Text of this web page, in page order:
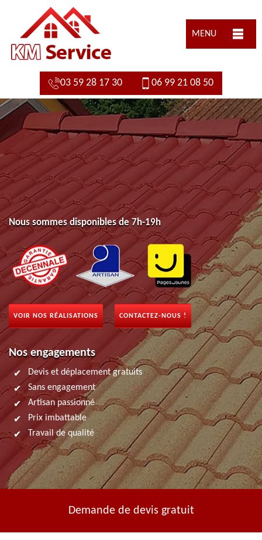
MENU
03 59 28 17 30 06 99 21 08 50
Nous sommes disponibles de 7h-19h
VOIR NOS RÉALISATIONS CONTACTEZ-NOUS !
Nos engagements
Devis et déplacement gratuits
Sans engagement
Artisan passionné
Prix imbattable
Travail de qualité
Demande de devis gratuit